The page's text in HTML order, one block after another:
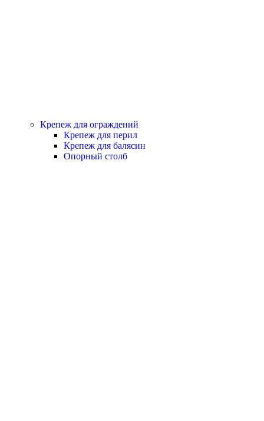
Крепеж для ограждений
Крепеж для перил
Крепеж для балясин
Опорный столб